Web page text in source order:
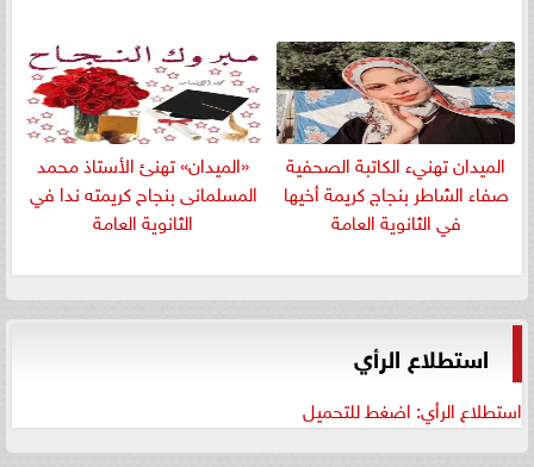
الميدان تهنيء الكاتبة الصحفية
صفاء الشاطر بنجاج كريمة أخيها
في الثانوية العامة
«الميدان» تهنئ الأستاذ محمد
المسلمانى بنجاح كريمته ندا في
الثانوية العامة
استطلاع الرأي
استطلاع الرأي: اضغط للتحميل